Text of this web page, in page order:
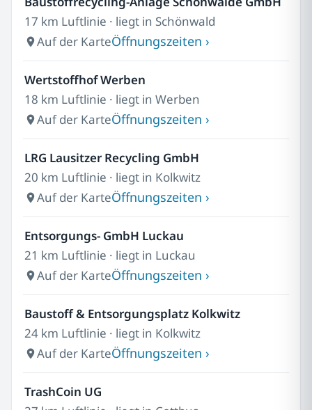
17 km Luftlinie · liegt in Schönwald
Auf der KarteÖffnungszeiten ›
Wertstoffhof Werben
18 km Luftlinie · liegt in Werben
Auf der KarteÖffnungszeiten ›
LRG Lausitzer Recycling GmbH
20 km Luftlinie · liegt in Kolkwitz
Auf der KarteÖffnungszeiten ›
Entsorgungs- GmbH Luckau
21 km Luftlinie · liegt in Luckau
Auf der KarteÖffnungszeiten ›
Baustoff & Entsorgungsplatz Kolkwitz
24 km Luftlinie · liegt in Kolkwitz
Auf der KarteÖffnungszeiten ›
TrashCoin UG